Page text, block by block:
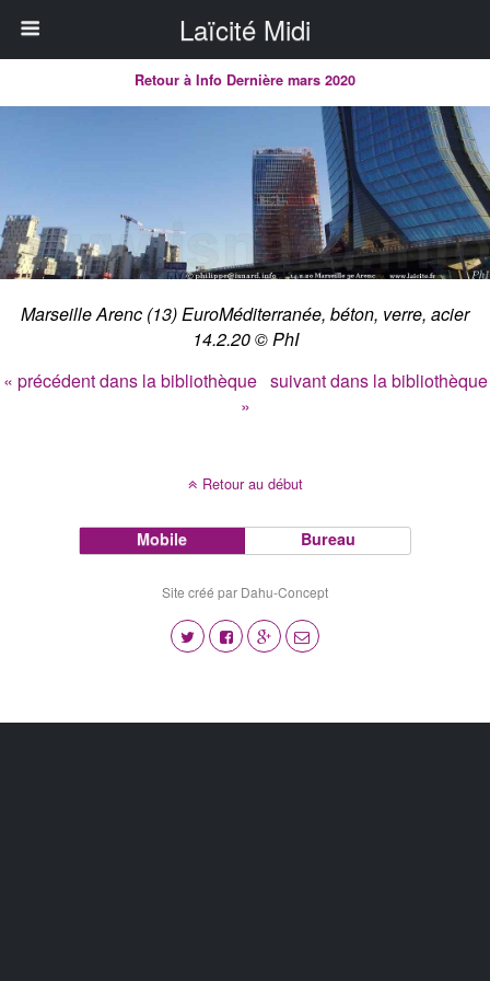
Laïcité Midi
Retour à Info Dernière mars 2020
Marseille Arenc (13) EuroMéditerranée, béton, verre, acier
14.2.20 © PhI
« précédent dans la bibliothèque suivant dans la bibliothèque
»
Retour au début
Mobile Bureau
Site créé par Dahu-Concept